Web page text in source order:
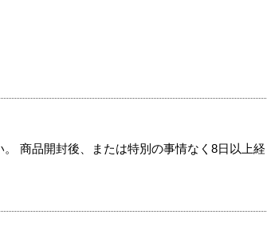
商品開封後、または特別の事情なく8日以上経